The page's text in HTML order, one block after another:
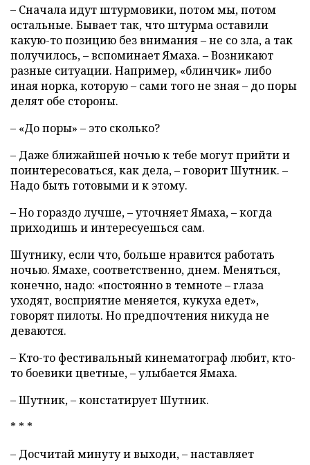
– Сначала идут штурмовики, потом мы, потом
остальные. Бывает так, что штурма оставили
какую-то позицию без внимания – не со зла, а так
получилось, – вспоминает Ямаха. – Возникают
разные ситуации. Например, «блинчик» либо
иная норка, которую – сами того не зная – до поры
делят обе стороны.
– «До поры» – это сколько?
– Даже ближайшей ночью к тебе могут прийти и
поинтересоваться, как дела, – говорит Шутник. –
Надо быть готовыми и к этому.
– Но гораздо лучше, – уточняет Ямаха, – когда
приходишь и интересуешься сам.
Шутнику, если что, больше нравится работать
ночью. Ямахе, соответственно, днем. Меняться,
конечно, надо: «постоянно в темноте – глаза
уходят, восприятие меняется, кукуха едет»,
говорят пилоты. Но предпочтения никуда не
деваются.
– Кто-то фестивальный кинематограф любит, кто-
то боевики цветные, – улыбается Ямаха.
– Шутник, – констатирует Шутник.
* * *
– Досчитай минуту и выходи, – наставляет